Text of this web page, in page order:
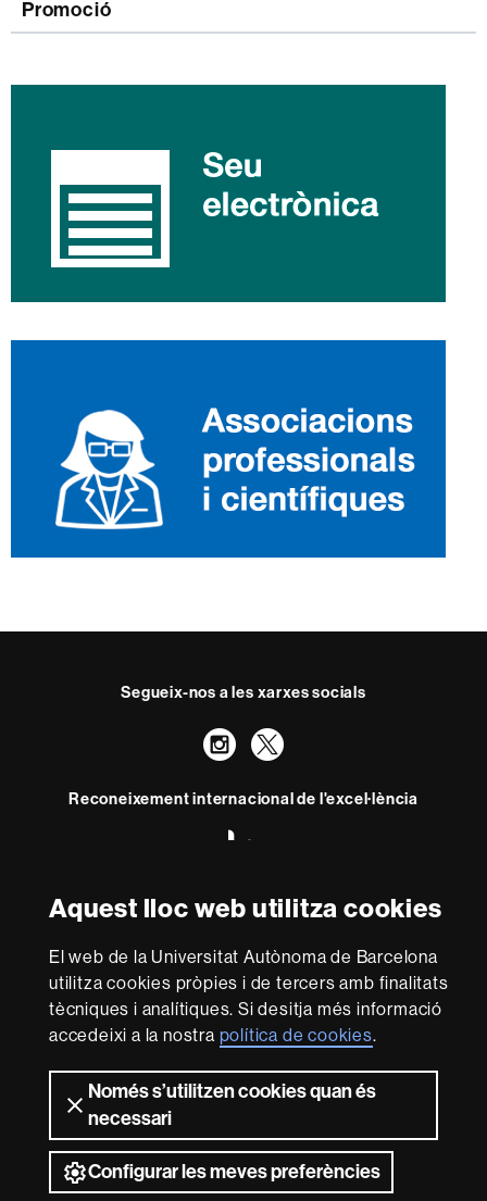
Aquest lloc web utilitza cookies
El web de la Universitat Autònoma de Barcelona
utilitza cookies pròpies i de tercers amb finalitats
tècniques i analítiques. Si desitja més informació
accedeixi a la nostra política de cookies.
Només s’utilitzen cookies quan és
necessari
Configurar les meves preferències
Promoció
Informació
Segueix-nos a les xarxes socials
Instagram
Twitter
Reconeixement internacional de l'excel·lència
Research
-
Amb el finançament de
Sobre
aquest
web
Avís legal Protecció de dades Sobre el
web
Accessibilitat web Mapa del web UAB
2026 Universitat Autònoma de Barcelona